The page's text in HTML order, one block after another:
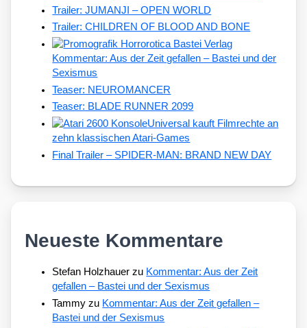
Trailer: JUMANJI – OPEN WORLD
Trailer: CHILDREN OF BLOOD AND BONE
Kommentar: Aus der Zeit gefallen – Bastei und der
Sexismus
Teaser: NEUROMANCER
Teaser: BLADE RUNNER 2099
Universal kauft Filmrechte an
zehn klassischen Atari-Games
Final Trailer – SPIDER-MAN: BRAND NEW DAY
Neueste Kommentare
Stefan Holzhauer zu Kommentar: Aus der Zeit
gefallen – Bastei und der Sexismus
Tammy zu Kommentar: Aus der Zeit gefallen –
Bastei und der Sexismus